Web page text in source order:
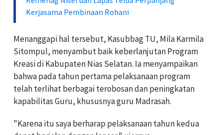
Kerjasama Pembinaan Rohani
Menanggapi hal tersebut, Kasubbag TU, Mila Karmila
Sitompul, menyambut baik keberlanjutan Program
Kreasi di Kabupaten Nias Selatan. Ia menyampaikan
bahwa pada tahun pertama pelaksanaan program
telah terlihat berbagai terobosan dan peningkatan
kapabilitas Guru, khususnya guru Madrasah.
"Karena itu saya berharap pelaksanaan tahun kedua